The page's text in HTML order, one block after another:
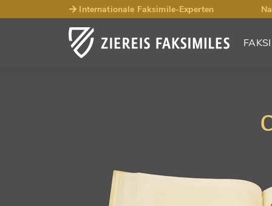
Internationale Faksimile-Experten